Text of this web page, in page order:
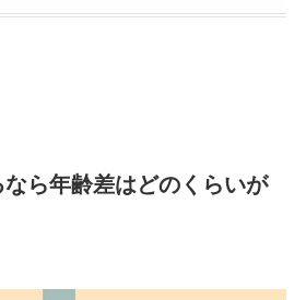
ら年齢差はどのくらいが